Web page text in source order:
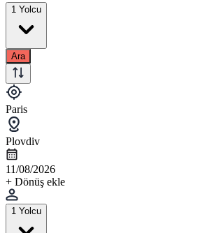
1 Yolcu
Ara
Paris
Plovdiv
11/08/2026
+ Dönüş ekle
1 Yolcu